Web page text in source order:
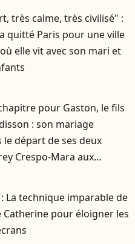
très calme, très civilisé" :
quitté Paris pour une ville
elle vit avec son mari et
pour Gaston, le fils
: son mariage
le départ de ses deux
Crespo-Mara aux
La technique imparable de
Catherine pour éloigner les